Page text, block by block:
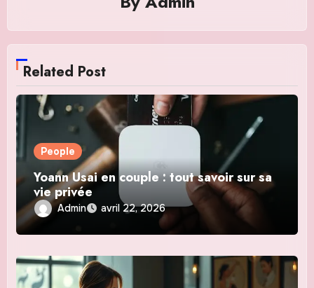
Related Post
People
Yoann Usai en couple : tout savoir sur sa
vie privée
Admin avril 22, 2026